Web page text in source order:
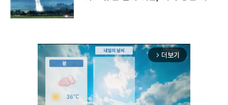
arrow_forward_ios 더보기